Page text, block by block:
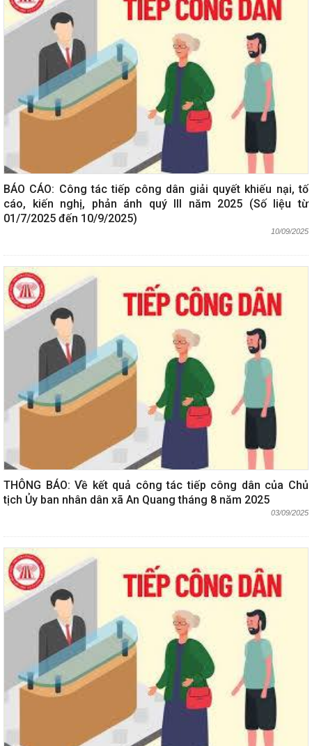
BÁO CÁO: Công tác tiếp công dân giải quyết khiếu nại, tố
cáo, kiến nghị, phản ánh quý III năm 2025 (Số liệu từ
01/7/2025 đến 10/9/2025)
10/09/2025
THÔNG BÁO: Về kết quả công tác tiếp công dân của Chủ
tịch Ủy ban nhân dân xã An Quang tháng 8 năm 2025
03/09/2025